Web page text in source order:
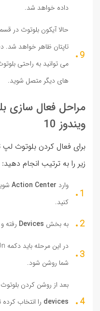
داده خواهد شد.
حالا آیکون بلوتوث در
تاپتان ظاهر خواهد شد.
می توانید به راحتی
های دیگر متصل شوید.
مراحل فعال سازی
ویندوز 10
زیر را به ترتیب انجام دهید:
وارد Action Center
کنید.
به بخش Devices رفته
شما روشن شود.
بعد از روشن کردن
devices را انتخاب کرده